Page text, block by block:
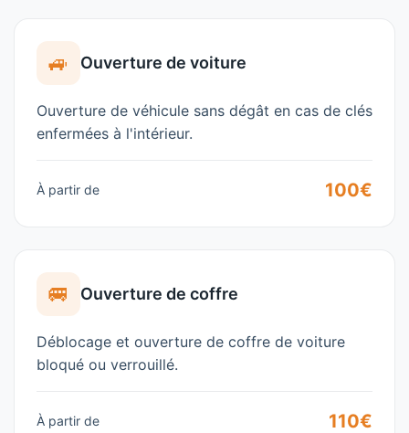
🚙 Ouverture de voiture
Ouverture de véhicule sans dégât en cas de clés
enfermées à l'intérieur.
À partir de 100€
🚐 Ouverture de coffre
Déblocage et ouverture de coffre de voiture
bloqué ou verrouillé.
À partir de 110€